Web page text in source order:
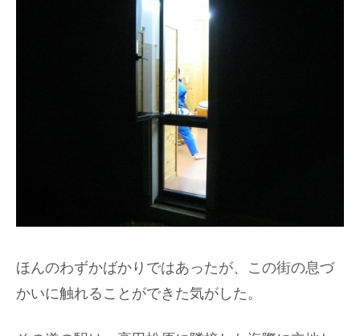
ほんのわずかばかりではあったが、この街の息づ
かいに触れることができた気がした。